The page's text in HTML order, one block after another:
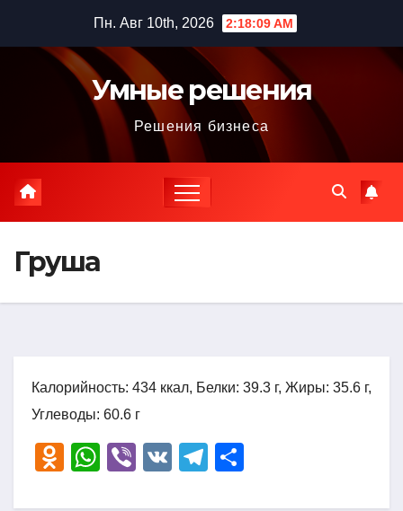
содержимому
Пн. Авг 10th, 2026 2:18:10 AM
Умные решения
Решения бизнеса
Груша
Калорийность: 434 ккал, Белки: 39.3 г, Жиры: 35.6 г,
Углеводы: 60.6 г
O
W
Vi
V
T